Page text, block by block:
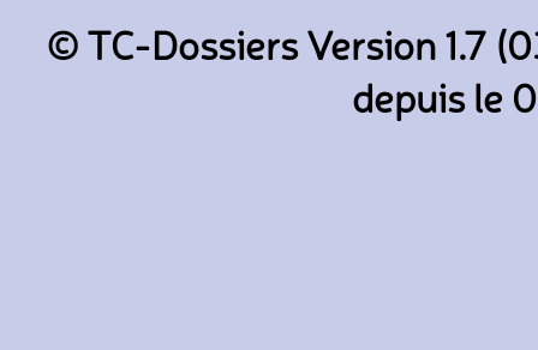
© TC-Dossiers Version 1.7
depuis le